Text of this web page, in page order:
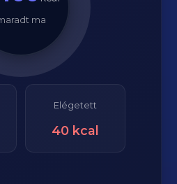
ma
Elégetett
40 kcal